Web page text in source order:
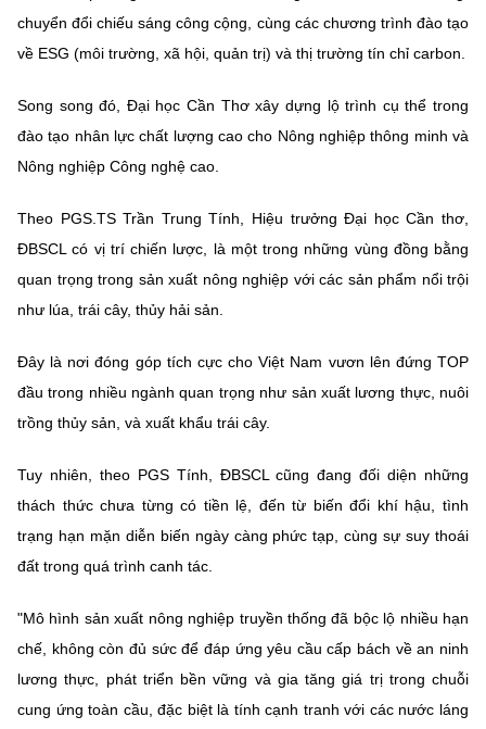
(Ghi rõ nguồn "https://mst.gov.vn" khi phát hành lại thông tin từ
website này)
chuyển đổi chiếu sáng công cộng, cùng các chương trình đào tạo
về ESG (môi trường, xã hội, quản trị) và thị trường tín chỉ carbon.
Song song đó, Đại học Cần Thơ xây dựng lộ trình cụ thể trong
đào tạo nhân lực chất lượng cao cho Nông nghiệp thông minh và
Nông nghiệp Công nghệ cao.
Theo PGS.TS Trần Trung Tính, Hiệu trưởng Đại học Cần thơ,
ĐBSCL có vị trí chiến lược, là một trong những vùng đồng bằng
quan trọng trong sản xuất nông nghiệp với các sản phẩm nổi trội
như lúa, trái cây, thủy hải sản.
Đây là nơi đóng góp tích cực cho Việt Nam vươn lên đứng TOP
đầu trong nhiều ngành quan trọng như sản xuất lương thực, nuôi
trồng thủy sản, và xuất khẩu trái cây.
Tuy nhiên, theo PGS Tính, ĐBSCL cũng đang đối diện những
thách thức chưa từng có tiền lệ, đến từ biến đổi khí hậu, tình
trạng hạn mặn diễn biến ngày càng phức tạp, cùng sự suy thoái
đất trong quá trình canh tác.
"Mô hình sản xuất nông nghiệp truyền thống đã bộc lộ nhiều hạn
chế, không còn đủ sức để đáp ứng yêu cầu cấp bách về an ninh
lương thực, phát triển bền vững và gia tăng giá trị trong chuỗi
cung ứng toàn cầu, đặc biệt là tính cạnh tranh với các nước láng